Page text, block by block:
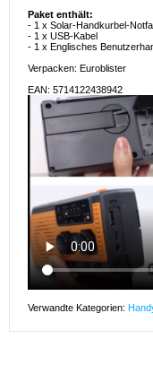
Paket enthält:
- 1 x Solar-Handkurbel-
- 1 x USB-Kabel
- 1 x Englisches
Verpacken: Euroblister
EAN: 5714122438942
Verwandte Kategorien: